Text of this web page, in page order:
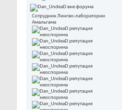
Сотрудник Лингво-лаборатории
Амальгама